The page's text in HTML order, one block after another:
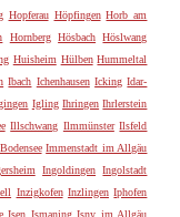
Hopferau Höpfingen Horb am
Hornberg Hösbach Höslwang
Huisheim Hülben Hummeltal
Ibach Ichenhausen Icking Idar-
Igling Ihringen Ihrlerstein
Illschwang Ilmmünster Ilsfeld
Immenstadt im Allgäu
Ingoldingen Ingolstadt
Inzigkofen Inzlingen Iphofen
Isen Ismaning Isny im Allgäu